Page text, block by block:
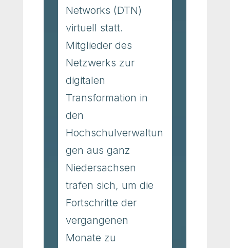
Networks (DTN)
virtuell statt.
Mitglieder des
Netzwerks zur
digitalen
Transformation in
den
Hochschulverwaltun
gen aus ganz
Niedersachsen
trafen sich, um die
Fortschritte der
vergangenen
Monate zu